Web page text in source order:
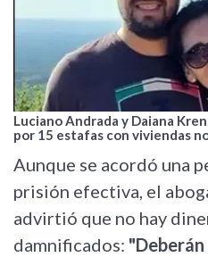
Luciano Andrada y Daiana
por 15 estafas con viviendas
Aunque se acordó una
prisión efectiva, el
advirtió que no hay
damnificados: